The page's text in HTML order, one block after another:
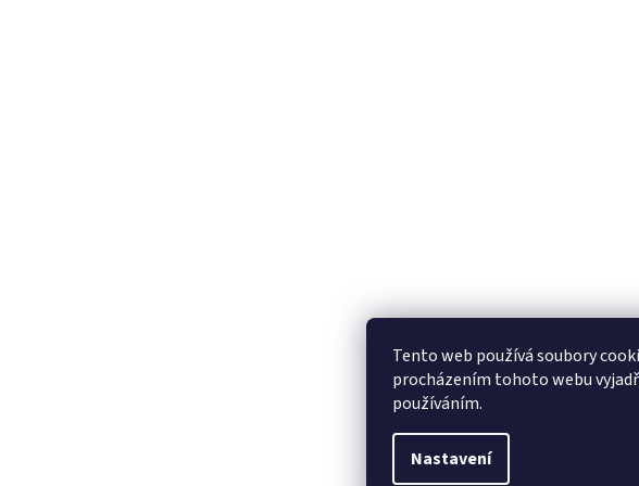
Tento web používá soubory
procházením tohoto webu
používáním.
Nastavení